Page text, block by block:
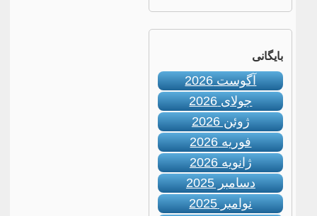
بایگانی
آگوست 2026
جولای 2026
ژوئن 2026
فوریه 2026
ژانویه 2026
دسامبر 2025
نوامبر 2025